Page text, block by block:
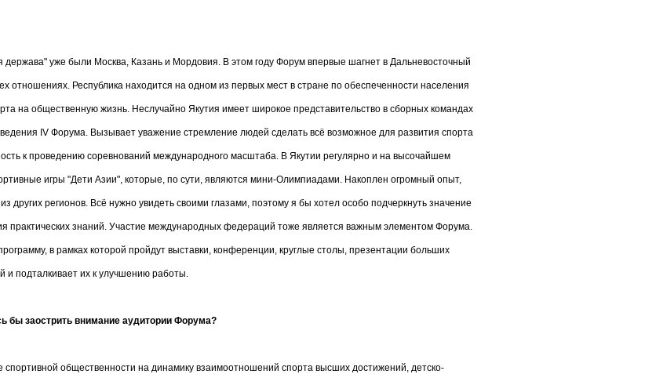
держава" уже были Москва, Казань и Мордовия. В этом году Форум впервые шагнет в Дальневосточный
отношениях. Республика находится на одном из первых мест в стране по обеспеченности населения
на общественную жизнь. Неслучайно Якутия имеет широкое представительство в сборных командах
IV Форума. Вызывает уважение стремление людей сделать всё возможное для развития спорта
к проведению соревнований международного масштаба. В Якутии регулярно и на высочайшем
игры "Дети Азии", которые, по сути, являются мини-Олимпиадами. Накоплен огромный опыт,
других регионов. Всё нужно увидеть своими глазами, поэтому я бы хотел особо подчеркнуть значение
практических знаний. Участие международных федераций тоже является важным элементом Форума.
в рамках которой пройдут выставки, конференции, круглые столы, презентации больших
и подталкивает их к улучшению работы.
бы заострить внимание аудитории Форума?
общественности на динамику взаимоотношений спорта высших достижений, детско-